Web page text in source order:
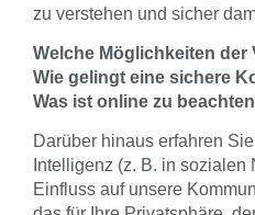
zu verstehen und sicher
Welche Möglichkeiten der
Wie gelingt eine sichere
Was ist online zu
Darüber hinaus erfahren
Intelligenz (z. B. in
Einfluss auf unsere